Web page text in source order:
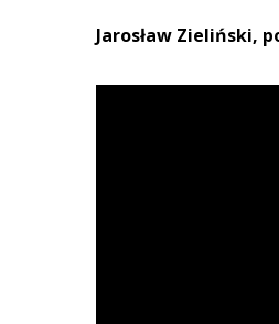
Jarosław Zieliński,